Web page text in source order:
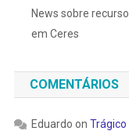
News sobre
em Ceres
COMENTÁRIOS
Eduardo on